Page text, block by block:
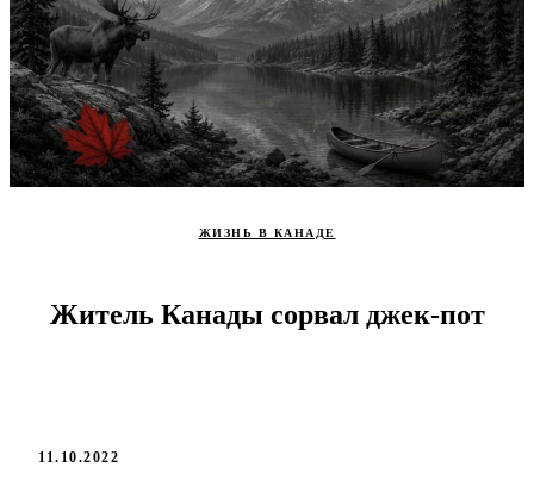
ЖИЗНЬ В КАНАДЕ
Житель Канады сорвал джек-пот
11.10.2022